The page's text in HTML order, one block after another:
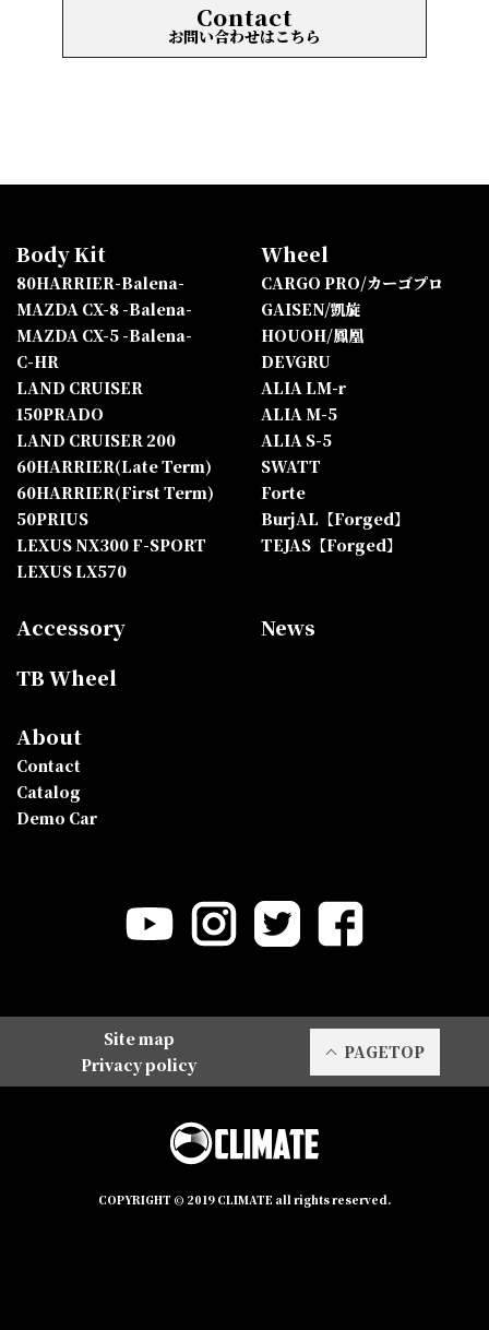
Contact
お問い合わせはこちら
Body Kit
80HARRIER-Balena-
MAZDA CX-8 -Balena-
MAZDA CX-5 -Balena-
C-HR
LAND CRUISER
150PRADO
LAND CRUISER 200
60HARRIER(Late Term)
60HARRIER(First Term)
50PRIUS
LEXUS NX300 F-SPORT
LEXUS LX570
Wheel
CARGO PRO/カーゴプロ
GAISEN/凱旋
HOUOH/鳳凰
DEVGRU
ALIA LM-r
ALIA M-5
ALIA S-5
SWATT
Forte
BurjAL【Forged】
TEJAS【Forged】
Accessory
TB Wheel
About
Contact
Catalog
Demo Car
News
Site map
Privacy policy
PAGETOP
COPYRIGHT © 2019 CLIMATE all rights reserved.